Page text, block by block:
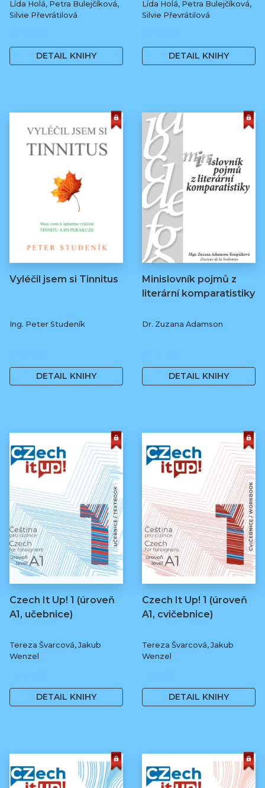
Lída Holá, Petra Bulejčíková,
Silvie Převrátilová
DETAIL KNIHY
Lída Holá, Petra Bulejčíková,
Silvie Převrátilová
DETAIL KNIHY
Vyléčil jsem si Tinnitus
Ing. Peter Studeník
DETAIL KNIHY
Minislovník pojmů z
literární komparatistiky
Dr. Zuzana Adamson
DETAIL KNIHY
Czech It Up! 1 (úroveň
A1, učebnice)
Tereza Švarcová, Jakub
Wenzel
DETAIL KNIHY
Czech It Up! 1 (úroveň
A1, cvičebnice)
Tereza Švarcová, Jakub
Wenzel
DETAIL KNIHY